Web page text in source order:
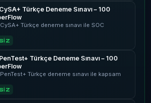
Türkçe Deneme Sınavı – 100
Türkçe deneme sınavı ile SOC
Türkçe Deneme Sınavı – 100
Türkçe deneme sınavı ile kapsam